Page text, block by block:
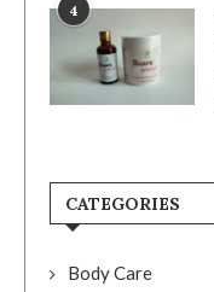
4
CATEGORIES
Body Care